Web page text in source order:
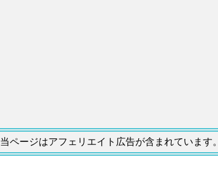
当ページはアフェリエイト広告が含まれています。